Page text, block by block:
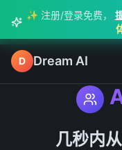
✨ 注册/登录免费，
D Dream AI
几秒内